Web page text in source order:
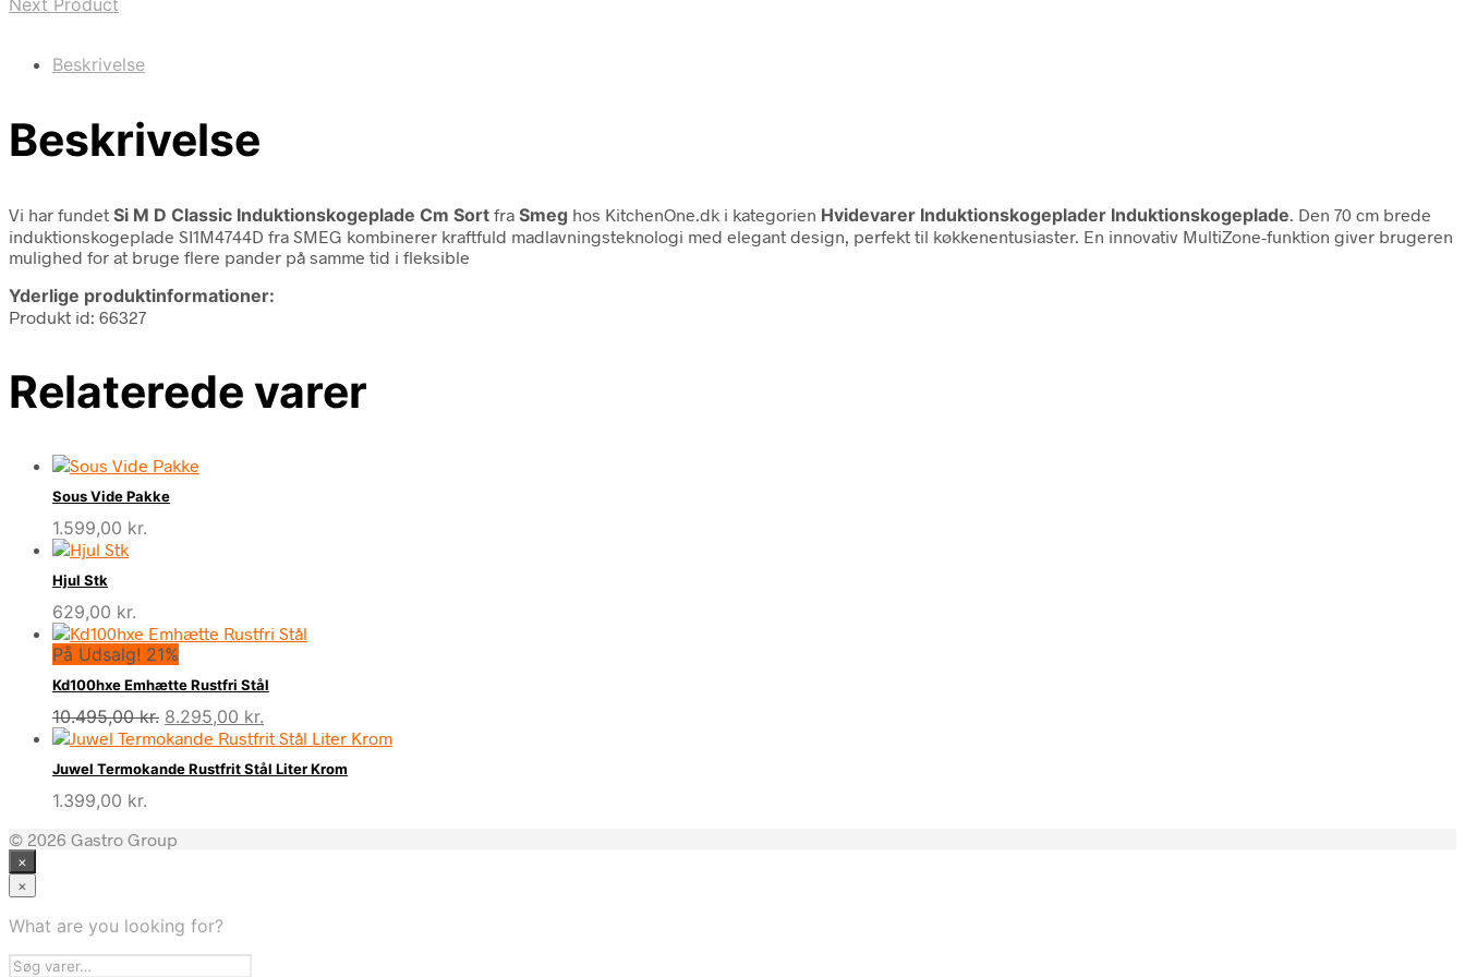
Beskrivelse
Beskrivelse
Vi har fundet Si M D Classic Induktionskogeplade Cm Sort fra Smeg hos KitchenOne.dk i kategorien Hvidevarer Induktionskogeplader Induktionskogeplade . Den 70 cm brede
induktionskogeplade SI1M4744D fra SMEG kombinerer kraftfuld madlavningsteknologi med elegant design, perfekt til køkkenentusiaster. En innovativ MultiZone-funktion giver brugeren
mulighed for at bruge flere pander på samme tid i fleksible
Yderlige produktinformationer:
Produkt id: 66327
Relaterede varer
Sous Vide Pakke
1.599,00 kr.
Hjul Stk
629,00 kr.
På Udsalg! 21%
Kd100hxe Emhætte Rustfri Stål
10.495,00kr. Den
oprindelige
pris
var:
8.295,00 kr.
aktuelle
pris
er:
Juwel Termokande Rustfrit Stål Liter Krom
1.399,00 kr.
© 2026 Gastro Group
×
×
What are you looking for?